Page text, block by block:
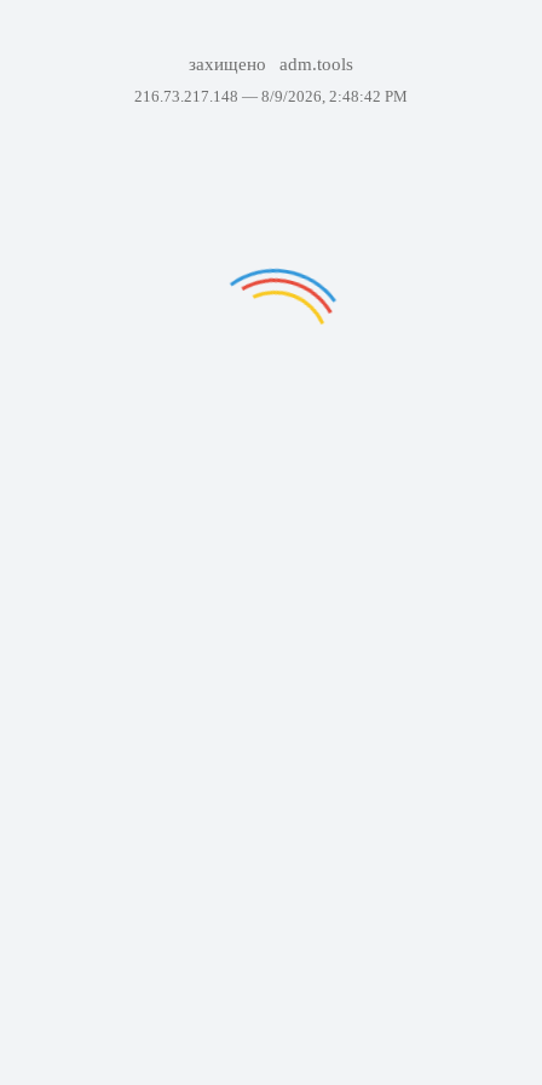
захищено adm.tools
216.73.217.148 — 8/9/2026, 2:48:42 PM